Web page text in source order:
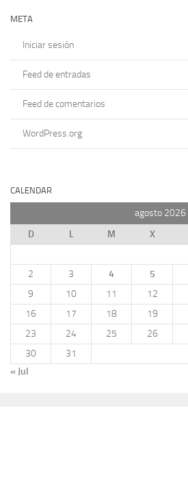
META
Iniciar sesión
Feed de entradas
Feed de comentarios
WordPress.org
CALENDAR
agosto 2026
D
L M X
2
3 4 5
9
10 11 12
16
17 18 19
23
24 25 26
30
31
« Jul